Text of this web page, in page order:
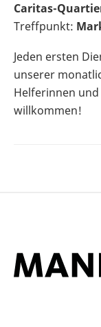
Caritas-
Treffpunkt:
Jeden ersten
unserer
Helferinnen
willkommen!